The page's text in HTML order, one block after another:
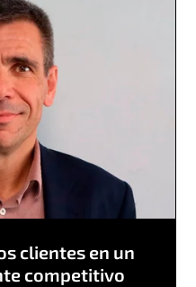
clientes en un
competitivo